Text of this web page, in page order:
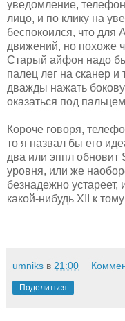
уведомление,
лицо, и по клику на
беспокоился, что для
движений, но похоже
Старый айфон надо
палец лег на сканер и
дважды нажать
оказаться под
Короче говоря,
то я назвал бы его
два или эппл обновит
уровня, или же
безнадежно устареет,
какой-нибудь XII к
umniks в 21:00
Поделиться